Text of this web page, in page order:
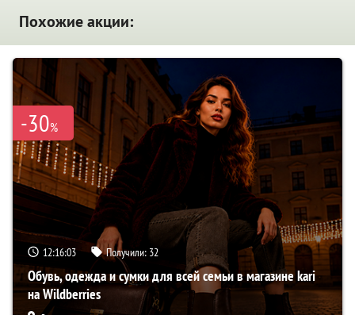
Похожие акции:
-30%
12:16:02 Получили: 32
Обувь, одежда и сумки для всей семьи в магазине kari
на Wildberries